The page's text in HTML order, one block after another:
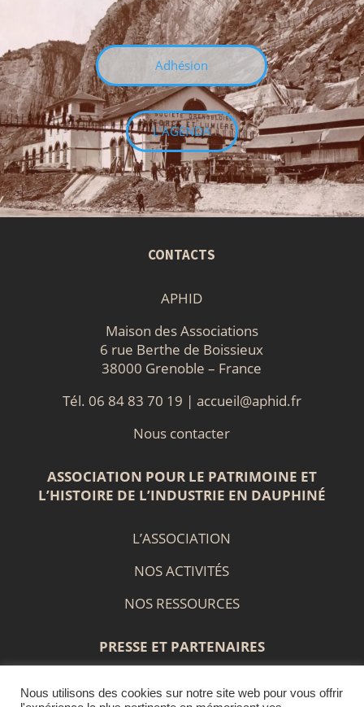
Adhésion
L'AGENDA
CONTACTS
APHID
Maison des Associations
6 rue Berthe de Boissieux
38000 Grenoble – France
Tél. 06 84 83 70 19 | accueil@aphid.fr
Nous contacter
ASSOCIATION POUR LE PATRIMOINE ET
L’HISTOIRE DE L’INDUSTRIE EN DAUPHINÉ
L’ASSOCIATION
NOS ACTIVITÉS
NOS RESSOURCES
PRESSE ET PARTENAIRES
Nous utilisons des cookies sur notre site web pour vous offrir